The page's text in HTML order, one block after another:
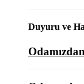
Duyuru ve